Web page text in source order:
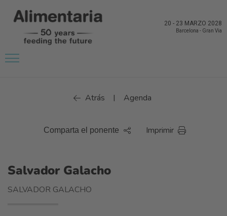
20 - 23 MARZO 2028
Barcelona - Gran Via
Atrás | Agenda
Comparta el ponente Imprimir
Salvador Galacho
SALVADOR GALACHO